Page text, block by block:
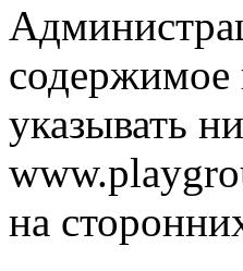
содержимое
указывать
на